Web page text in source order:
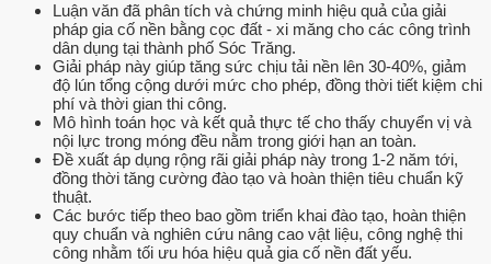
Luận văn đã phân tích và chứng minh hiệu quả của giải
pháp gia cố nền bằng cọc đất - xi măng cho các công trình
dân dụng tại thành phố Sóc Trăng.
Giải pháp này giúp tăng sức chịu tải nền lên 30-40%, giảm
độ lún tổng cộng dưới mức cho phép, đồng thời tiết kiệm chi
phí và thời gian thi công.
Mô hình toán học và kết quả thực tế cho thấy chuyển vị và
nội lực trong móng đều nằm trong giới hạn an toàn.
Đề xuất áp dụng rộng rãi giải pháp này trong 1-2 năm tới,
đồng thời tăng cường đào tạo và hoàn thiện tiêu chuẩn kỹ
thuật.
Các bước tiếp theo bao gồm triển khai đào tạo, hoàn thiện
quy chuẩn và nghiên cứu nâng cao vật liệu, công nghệ thi
công nhằm tối ưu hóa hiệu quả gia cố nền đất yếu.